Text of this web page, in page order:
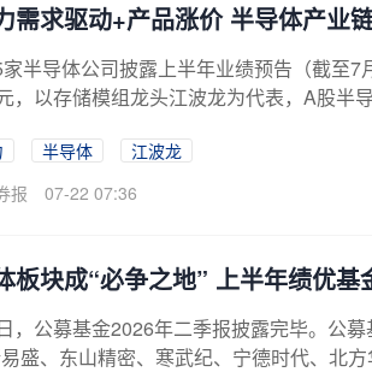
需求驱动+产品涨价 半导体产业
半导体公司披露上半年业绩预告（截至
，以存储模组龙头江波龙为代表，A股半
半导体
江波龙
报
07-22 07:36
板块成“必争之地” 上半年绩优基
，公募基金2026年二季报披露完毕。公
盛、东山精密、寒武纪、宁德时代、北